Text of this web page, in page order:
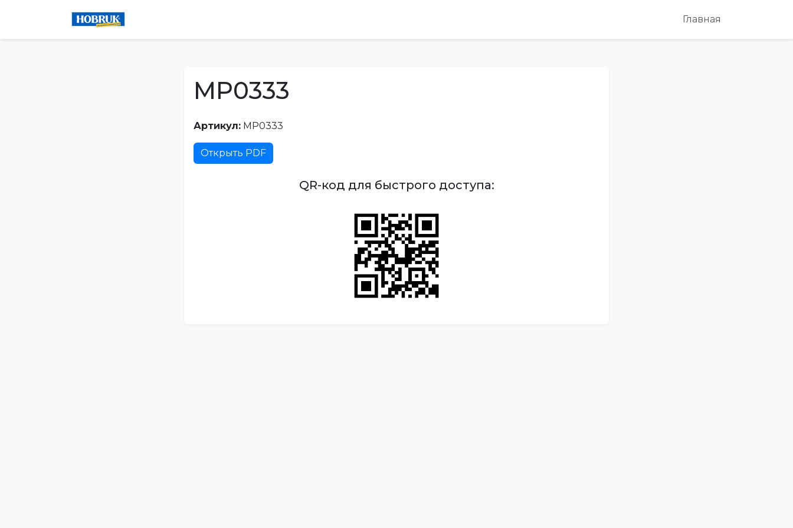
Главная
MP0333
Артикул: MP0333
Открыть PDF
QR-код для быстрого доступа: